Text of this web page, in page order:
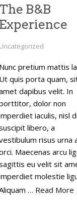
The B&B
Experience
Uncategorized
Nunc pretium mattis
Ut quis porta quam,
dapibus velit. In
dolor non
iaculis, nisl
libero, a
risus urna
Maecenas arcu
eu velit sit
molestie
… Read More